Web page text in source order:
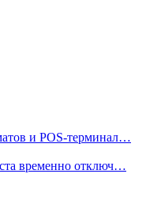
и POS-терминал…
временно отключ…